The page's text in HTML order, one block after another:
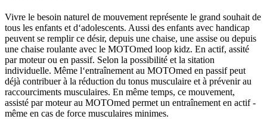
Vivre le besoin naturel de mouvement représente le grand souhait de
tous les enfants et d‘adolescents. Aussi des enfants avec handicap
peuvent se remplir ce désir, depuis une chaise, une assise ou depuis
une chaise roulante avec le MOTOmed loop kidz. En actif, assité
par moteur ou en passif. Selon la possibilité et la sitation
individuelle. Même l‘entraînement au MOTOmed en passif peut
déjà contribuer à la réduction du tonus musculaire et à prévenir au
raccourciments musculaires. En même temps, ce mouvement,
assisté par moteur au MOTOmed permet un entraînement en actif -
même en cas de force musculaires minimes.